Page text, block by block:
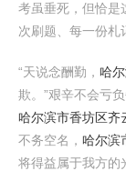
考虽垂死，但恰是
次刷题、每一份札
“天说念酬勤， 哈
欺。”艰辛不会亏
哈尔滨市香坊区齐
不务空名， 哈尔滨
将得益属于我方的